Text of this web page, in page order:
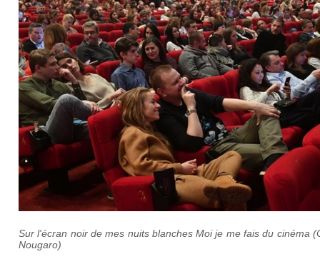
Sur l'écran noir de mes nuits blanches Moi je me fais du cinéma
Nougaro)